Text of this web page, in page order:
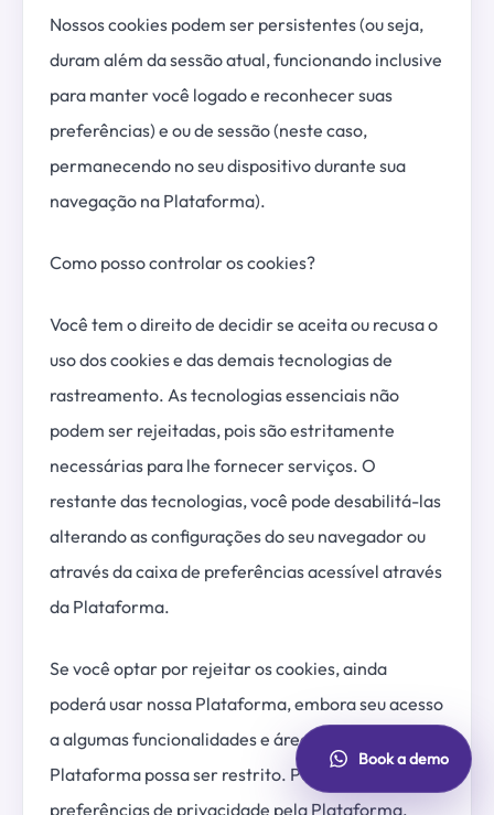
Nossos cookies podem ser persistentes (ou seja,
duram além da sessão atual, funcionando inclusive
para manter você logado e reconhecer suas
preferências) e ou de sessão (neste caso,
permanecendo no seu dispositivo durante sua
navegação na Plataforma).
Como posso controlar os cookies?
Você tem o direito de decidir se aceita ou recusa o
uso dos cookies e das demais tecnologias de
rastreamento. As tecnologias essenciais não
podem ser rejeitadas, pois são estritamente
necessárias para lhe fornecer serviços. O
restante das tecnologias, você pode desabilitá-las
alterando as configurações do seu navegador ou
através da caixa de preferências acessível através
da Plataforma.
Se você optar por rejeitar os cookies, ainda
poderá usar nossa Plataforma, embora seu acesso
a algumas funcionalidades e áreas de nossa
Plataforma possa ser restrito. Para alterar as
preferências de privacidade pela Plataforma,
Book a demo